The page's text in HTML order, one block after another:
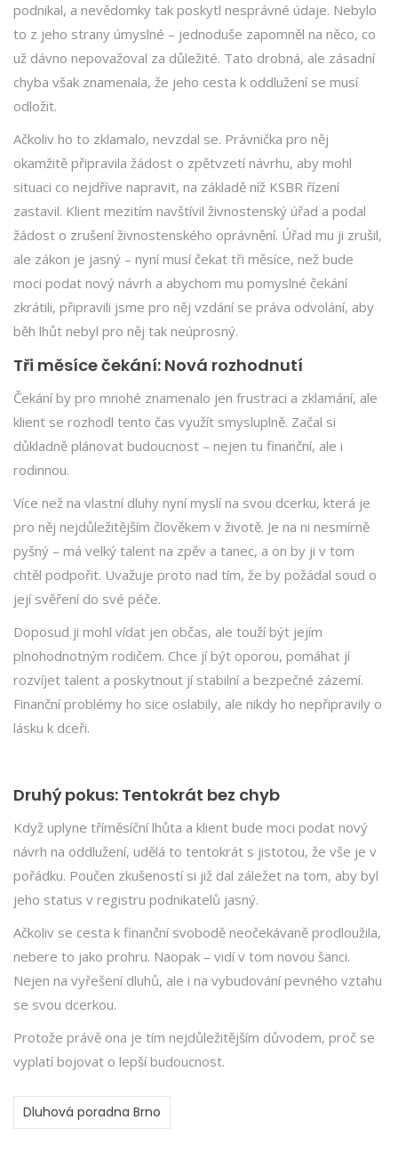
podnikal, a nevědomky tak poskytl nesprávné údaje. Nebylo
to z jeho strany úmyslné – jednoduše zapomněl na něco, co
už dávno nepovažoval za důležité. Tato drobná, ale zásadní
chyba však znamenala, že jeho cesta k oddlužení se musí
odložit.
Ačkoliv ho to zklamalo, nevzdal se. Právnička pro něj
okamžitě připravila žádost o zpětvzetí návrhu, aby mohl
situaci co nejdříve napravit, na základě níž KSBR řízení
zastavil. Klient mezitím navštívil živnostenský úřad a podal
žádost o zrušení živnostenského oprávnění. Úřad mu ji zrušil,
ale zákon je jasný – nyní musí čekat tři měsíce, než bude
moci podat nový návrh a abychom mu pomyslné čekání
zkrátili, připravili jsme pro něj vzdání se práva odvolání, aby
běh lhůt nebyl pro něj tak neúprosný.
Tři měsíce čekání: Nová rozhodnutí
Čekání by pro mnohé znamenalo jen frustraci a zklamání, ale
klient se rozhodl tento čas využít smysluplně. Začal si
důkladně plánovat budoucnost – nejen tu finanční, ale i
rodinnou.
Více než na vlastní dluhy nyní myslí na svou dcerku, která je
pro něj nejdůležitějším člověkem v životě. Je na ni nesmírně
pyšný – má velký talent na zpěv a tanec, a on by ji v tom
chtěl podpořit. Uvažuje proto nad tím, že by požádal soud o
její svěření do své péče.
Doposud ji mohl vídat jen občas, ale touží být jejím
plnohodnotným rodičem. Chce jí být oporou, pomáhat jí
rozvíjet talent a poskytnout jí stabilní a bezpečné zázemí.
Finanční problémy ho sice oslabily, ale nikdy ho nepřipravily o
lásku k dceři.
Druhý pokus: Tentokrát bez chyb
Když uplyne tříměsíční lhůta a klient bude moci podat nový
návrh na oddlužení, udělá to tentokrát s jistotou, že vše je v
pořádku. Poučen zkušeností si již dal záležet na tom, aby byl
jeho status v registru podnikatelů jasný.
Ačkoliv se cesta k finanční svobodě neočekávaně prodloužila,
nebere to jako prohru. Naopak – vidí v tom novou šanci.
Nejen na vyřešení dluhů, ale i na vybudování pevného vztahu
se svou dcerkou.
Protože právě ona je tím nejdůležitějším důvodem, proč se
vyplatí bojovat o lepší budoucnost.
Dluhová poradna Brno